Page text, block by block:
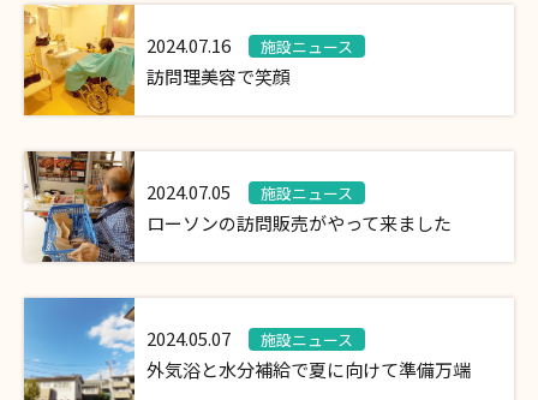
2024.07.16 施設ニュース
訪問理美容で笑顔
2024.07.05 施設ニュース
ローソンの訪問販売がやって来ました
2024.05.07 施設ニュース
外気浴と水分補給で夏に向けて準備万端